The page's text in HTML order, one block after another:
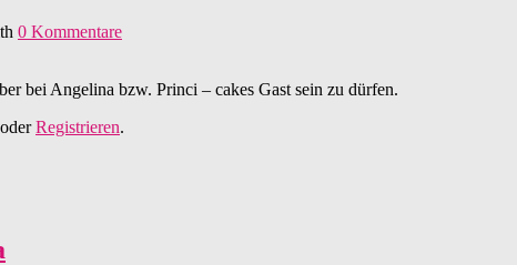
0 Kommentare
bei Angelina bzw. Princi – cakes Gast sein zu dürfen.
oderRegistrieren.